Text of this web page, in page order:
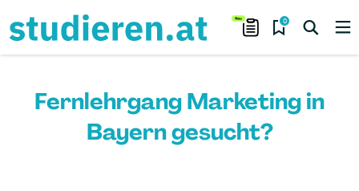
0
Fernlehrgang Marketing in
Bayern gesucht?